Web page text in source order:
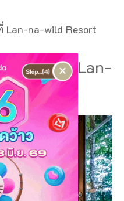
Lan-na-wild Resort
อนเช้า ที่ Lan-
×